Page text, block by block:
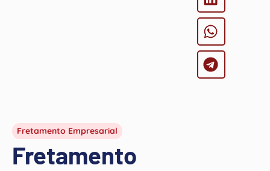
Fretamento Empresarial
Fretamento